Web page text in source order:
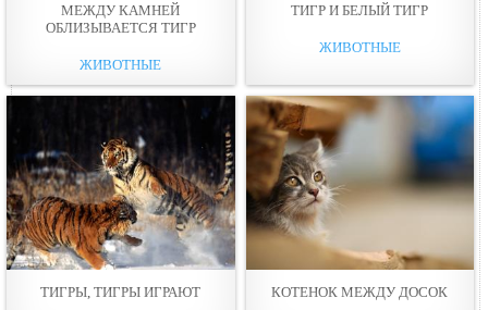
МЕЖДУ КАМНЕЙ
ОБЛИЗЫВАЕТСЯ ТИГР
ЖИВОТНЫЕ
ТИГР И БЕЛЫЙ ТИГР
ЖИВОТНЫЕ
ТИГРЫ, ТИГРЫ ИГРАЮТ КОТЕНOК МЕЖДУ ДОСОК